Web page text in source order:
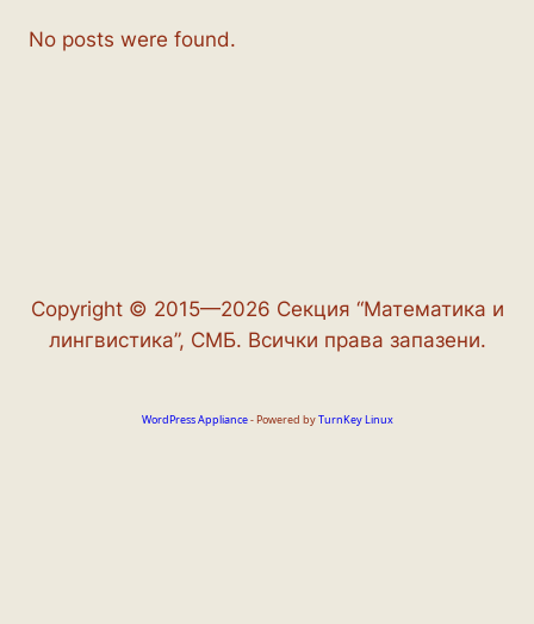
No posts were found.
Copyright © 2015—2026 Секция “Математика и
лингвистика”, СМБ. Всички права запазени.
WordPress Appliance- Powered byTurnKey Linux